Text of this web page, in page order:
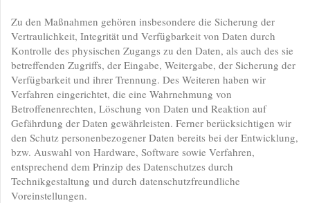
Zu den Maßnahmen gehören insbesondere die Sicherung der
Vertraulichkeit, Integrität und Verfügbarkeit von Daten durch
Kontrolle des physischen Zugangs zu den Daten, als auch des sie
betreffenden Zugriffs, der Eingabe, Weitergabe, der Sicherung der
Verfügbarkeit und ihrer Trennung. Des Weiteren haben wir
Verfahren eingerichtet, die eine Wahrnehmung von
Betroffenenrechten, Löschung von Daten und Reaktion auf
Gefährdung der Daten gewährleisten. Ferner berücksichtigen wir
den Schutz personenbezogener Daten bereits bei der Entwicklung,
bzw. Auswahl von Hardware, Software sowie Verfahren,
entsprechend dem Prinzip des Datenschutzes durch
Technikgestaltung und durch datenschutzfreundliche
Voreinstellungen.